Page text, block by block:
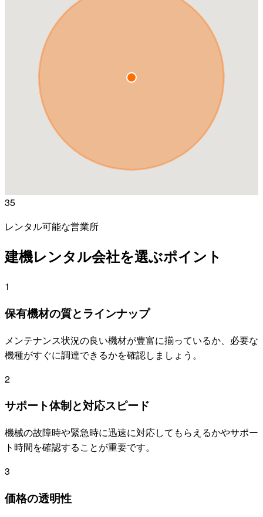
35
レンタル可能な営業所
建機レンタル会社を選ぶポイント
1
保有機材の質とラインナップ
メンテナンス状況の良い機材が豊富に揃っているか、必要な
機種がすぐに調達できるかを確認しましょう。
2
サポート体制と対応スピード
機械の故障時や緊急時に迅速に対応してもらえるかやサポー
ト時間を確認することが重要です。
3
価格の透明性